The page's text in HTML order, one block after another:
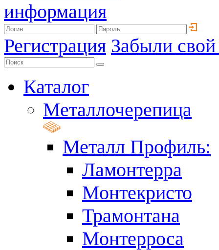
информация
Регистрация Забыли
Каталог
Металлочерепица
Металл Профиль:
Ламонтерра
Монтекристо
Трамонтана
Монтерроса